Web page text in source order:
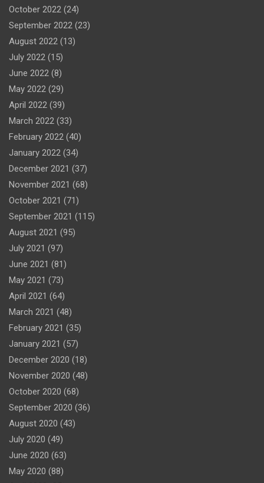
October 2022 (24)
September 2022 (23)
August 2022 (13)
July 2022 (15)
June 2022 (8)
May 2022 (29)
April 2022 (39)
March 2022 (33)
February 2022 (40)
January 2022 (34)
December 2021 (37)
November 2021 (68)
October 2021 (71)
September 2021 (115)
August 2021 (95)
July 2021 (97)
June 2021 (81)
May 2021 (73)
April 2021 (64)
March 2021 (48)
February 2021 (35)
January 2021 (57)
December 2020 (18)
November 2020 (48)
October 2020 (68)
September 2020 (36)
August 2020 (43)
July 2020 (49)
June 2020 (63)
May 2020 (88)